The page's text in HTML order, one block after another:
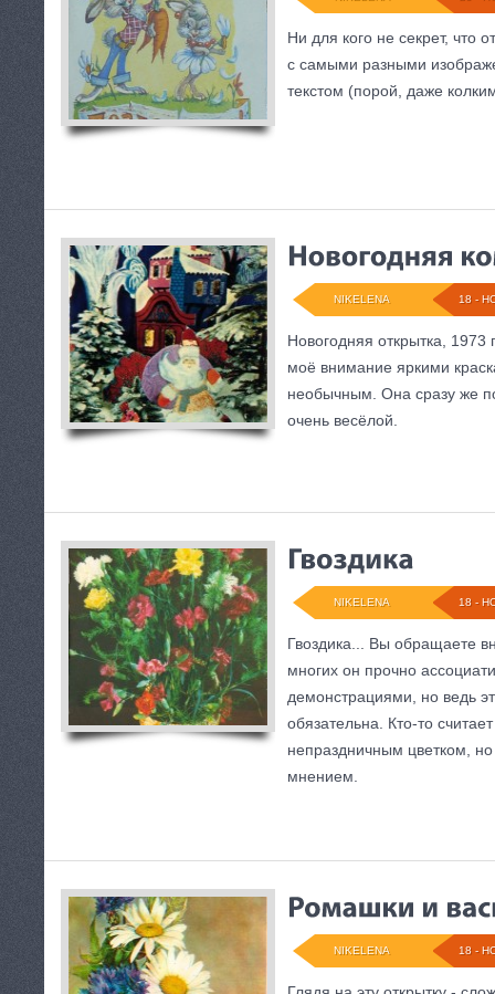
Ни для кого не секрет, что
с самыми разными
текстом (порой, даже
18 -
NIKELENA
Новогодняя открытка, 1973
моё внимание яркими
необычным. Она сразу же
очень весёлой.
18 -
NIKELENA
Гвоздика... Вы обращаете
многих он прочно
демонстрациями, но ведь
обязательна. Кто-то
непраздничным цветком,
мнением.
18 -
NIKELENA